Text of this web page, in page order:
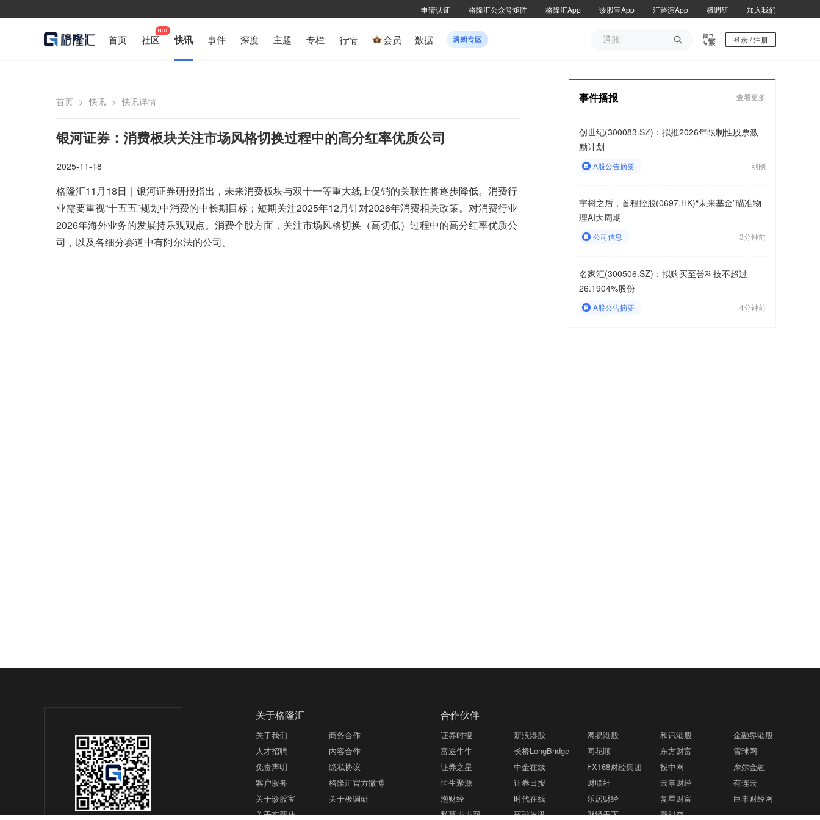
申请认证 格隆汇公众号矩阵 格隆汇App 诊股宝App 汇路演App 极调研 加入我们
首页 社区 快讯 事件 深度 主题 专栏 行情 会员 数据 
通胀
登录 / 注册
首页 > 快讯 > 快讯详情
银河证券：消费板块关注市场风格切换过程中的高分红率优质公司
2025-11-18
格隆汇11月18日｜银河证券研报指出，未来消费板块与双十一等重大线上促销的关联性将逐步降低。消费行
业需要重视“十五五”规划中消费的中长期目标；短期关注2025年12月针对2026年消费相关政策。对消费行业
2026年海外业务的发展持乐观观点。消费个股方面，关注市场风格切换（高切低）过程中的高分红率优质公
司，以及各细分赛道中有阿尔法的公司。
事件播报 查看更多
创世纪(300083.SZ)：拟推2026年限制性股票激
励计划
A股公告摘要 刚刚
宇树之后，首程控股(0697.HK)“未来基金”瞄准物
理AI大周期
公司信息 3分钟前
名家汇(300506.SZ)：拟购买至誉科技不超过
26.1904%股份
A股公告摘要 4分钟前
关于格隆汇
关于我们
商务合作
人才招聘
内容合作
免责声明
隐私协议
客户服务
格隆汇官方微博
关于诊股宝
关于极调研
关于东新社
合作伙伴
证券时报 新浪港股 网易港股 和讯港股
金融界港股
富途牛牛
长桥LongBridge 同花顺 东方财富
雪球网
证券之星
中金在线 FX168财经集团 投中网
摩尔金融
恒生聚源
证券日报 财联社 云掌财经
有连云
泡财经
时代在线 乐居财经 复星财富
巨丰财经网
私募排排网
环球旅讯 财经天下 新时空